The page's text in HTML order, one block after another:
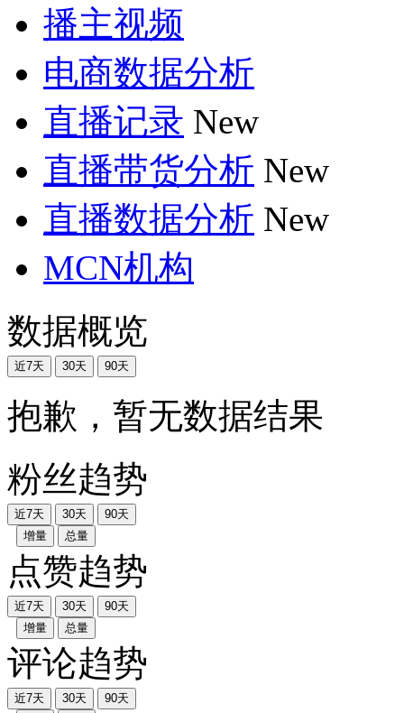
播主视频
电商数据分析
直播记录 New
直播带货分析 New
直播数据分析 New
MCN机构
数据概览
近7天 30天 90天
抱歉，暂无数据结果
粉丝趋势
近7天 30天
90天
增量
总量
点赞趋势
近7天 30天
90天
增量
总量
评论趋势
近7天 30天 90天